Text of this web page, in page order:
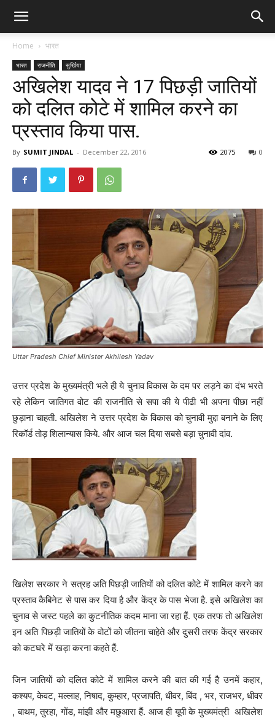
Home भारत
भारत राजनीति सुर्खिया
अखिलेश यादव ने 17 पिछड़ी जातियों
को दलित कोटे में शामिल करने का
प्रस्ताव किया पास.
By SUMIT JINDAL - December 22, 2016 0
2075
Uttar Pradesh Chief Minister Akhilesh Yadav
उत्तर प्रदेश के मुख्यमंत्री भले ही ये चुनाव विकास के दम पर लड़ने का दंभ भरते
रहे लेकिन जातिगत वोट की राजनीति से सपा की ये पीढी भी अपना पीछा नहीं
छुड़ाना चाहती. अखिलेश ने उत्तर प्रदेश के विकास को चुनावी मुद्दा बनाने के लिए
रिकॉर्ड तोड़ शिलान्यास किये. और आज चल दिया सबसे बड़ा चुनावी दांव.
खिलेश सरकार ने सत्रह अति पिछड़ी जातियों को दलित कोटे में शामिल करने का
प्रस्ताव कैबिनेट से पास कर दिया है और केंद्र के पास भेजा है. इसे अखिलेश का
चुनाव से जस्ट पहले का कुटनीतिक कदम माना जा रहा हैं. एक तरफ तो अखिलेश
इन अति पिछड़ी जातियों के वोटों को जीतना चाहेते और दुसरी तरफ केंद्र सरकार
को कटघरे में खड़ा करना कहते हैं.
जिन जातियों को दलित कोटे में शामिल करने की बात की गई है उनमें कहार,
कश्यप, केवट, मल्लाह, निषाद, कुम्हार, प्रजापति, धीवर, बिंद , भर, राजभर, धीवर
, बाथम, तुरहा, गोंड, मांझी और मछुआरा हैं. आज ही यूपी के मुख्यमंत्री अखिलेश